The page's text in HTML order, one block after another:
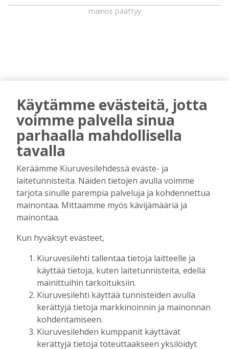
mainos päättyy
AIEMMIN AIHEESTA
Kiuruvedelle ja Iisalmeen
ostopalvelulääkäri – tarkoituksena on
helpottaa kaupunkien lääkäripulaa
Tilaajille
Aku Laatikainen 7.8.2026 12:00
Golftapahtuma tuotti jälleen komeasti
julkaistaan loppuvuodesta
Aku Laatikainen 7.8.2026 11:33
Biokaasu, Hingunniemi, tiet,
rahoitusasiat, työllisyys, lääkäripula… –
ministeri Sari Essayahin kanssa piisasi
keskustelunaiheita
Tilaajille
Aku Laatikainen 6.8.2026 16:00
Käytämme evästeitä, jotta
voimme palvella sinua
parhaalla mahdollisella
tavalla
Keräämme Kiuruvesilehdessä eväste- ja
laitetunnisteita. Näiden tietojen avulla voimme
tarjota sinulle parempia palveluja ja kohdennettua
mainontaa. Mittaamme myös kävijämääriä ja
mainontaa.
Kun hyväksyt evästeet,
Kiuruvesilehti tallentaa tietoja laitteelle ja
käyttää tietoja, kuten laitetunnisteita, edellä
mainittuihin tarkoituksiin.
Kiuruvesilehti käyttää tunnisteiden avulla
kerättyjä tietoja markkinoinnin ja mainonnan
kohdentamiseen.
Kiuruvesilehden kumppanit käyttävät
kerättyjä tietoja toteuttaakseen yksilöidyt